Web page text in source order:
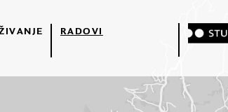
RADOVI